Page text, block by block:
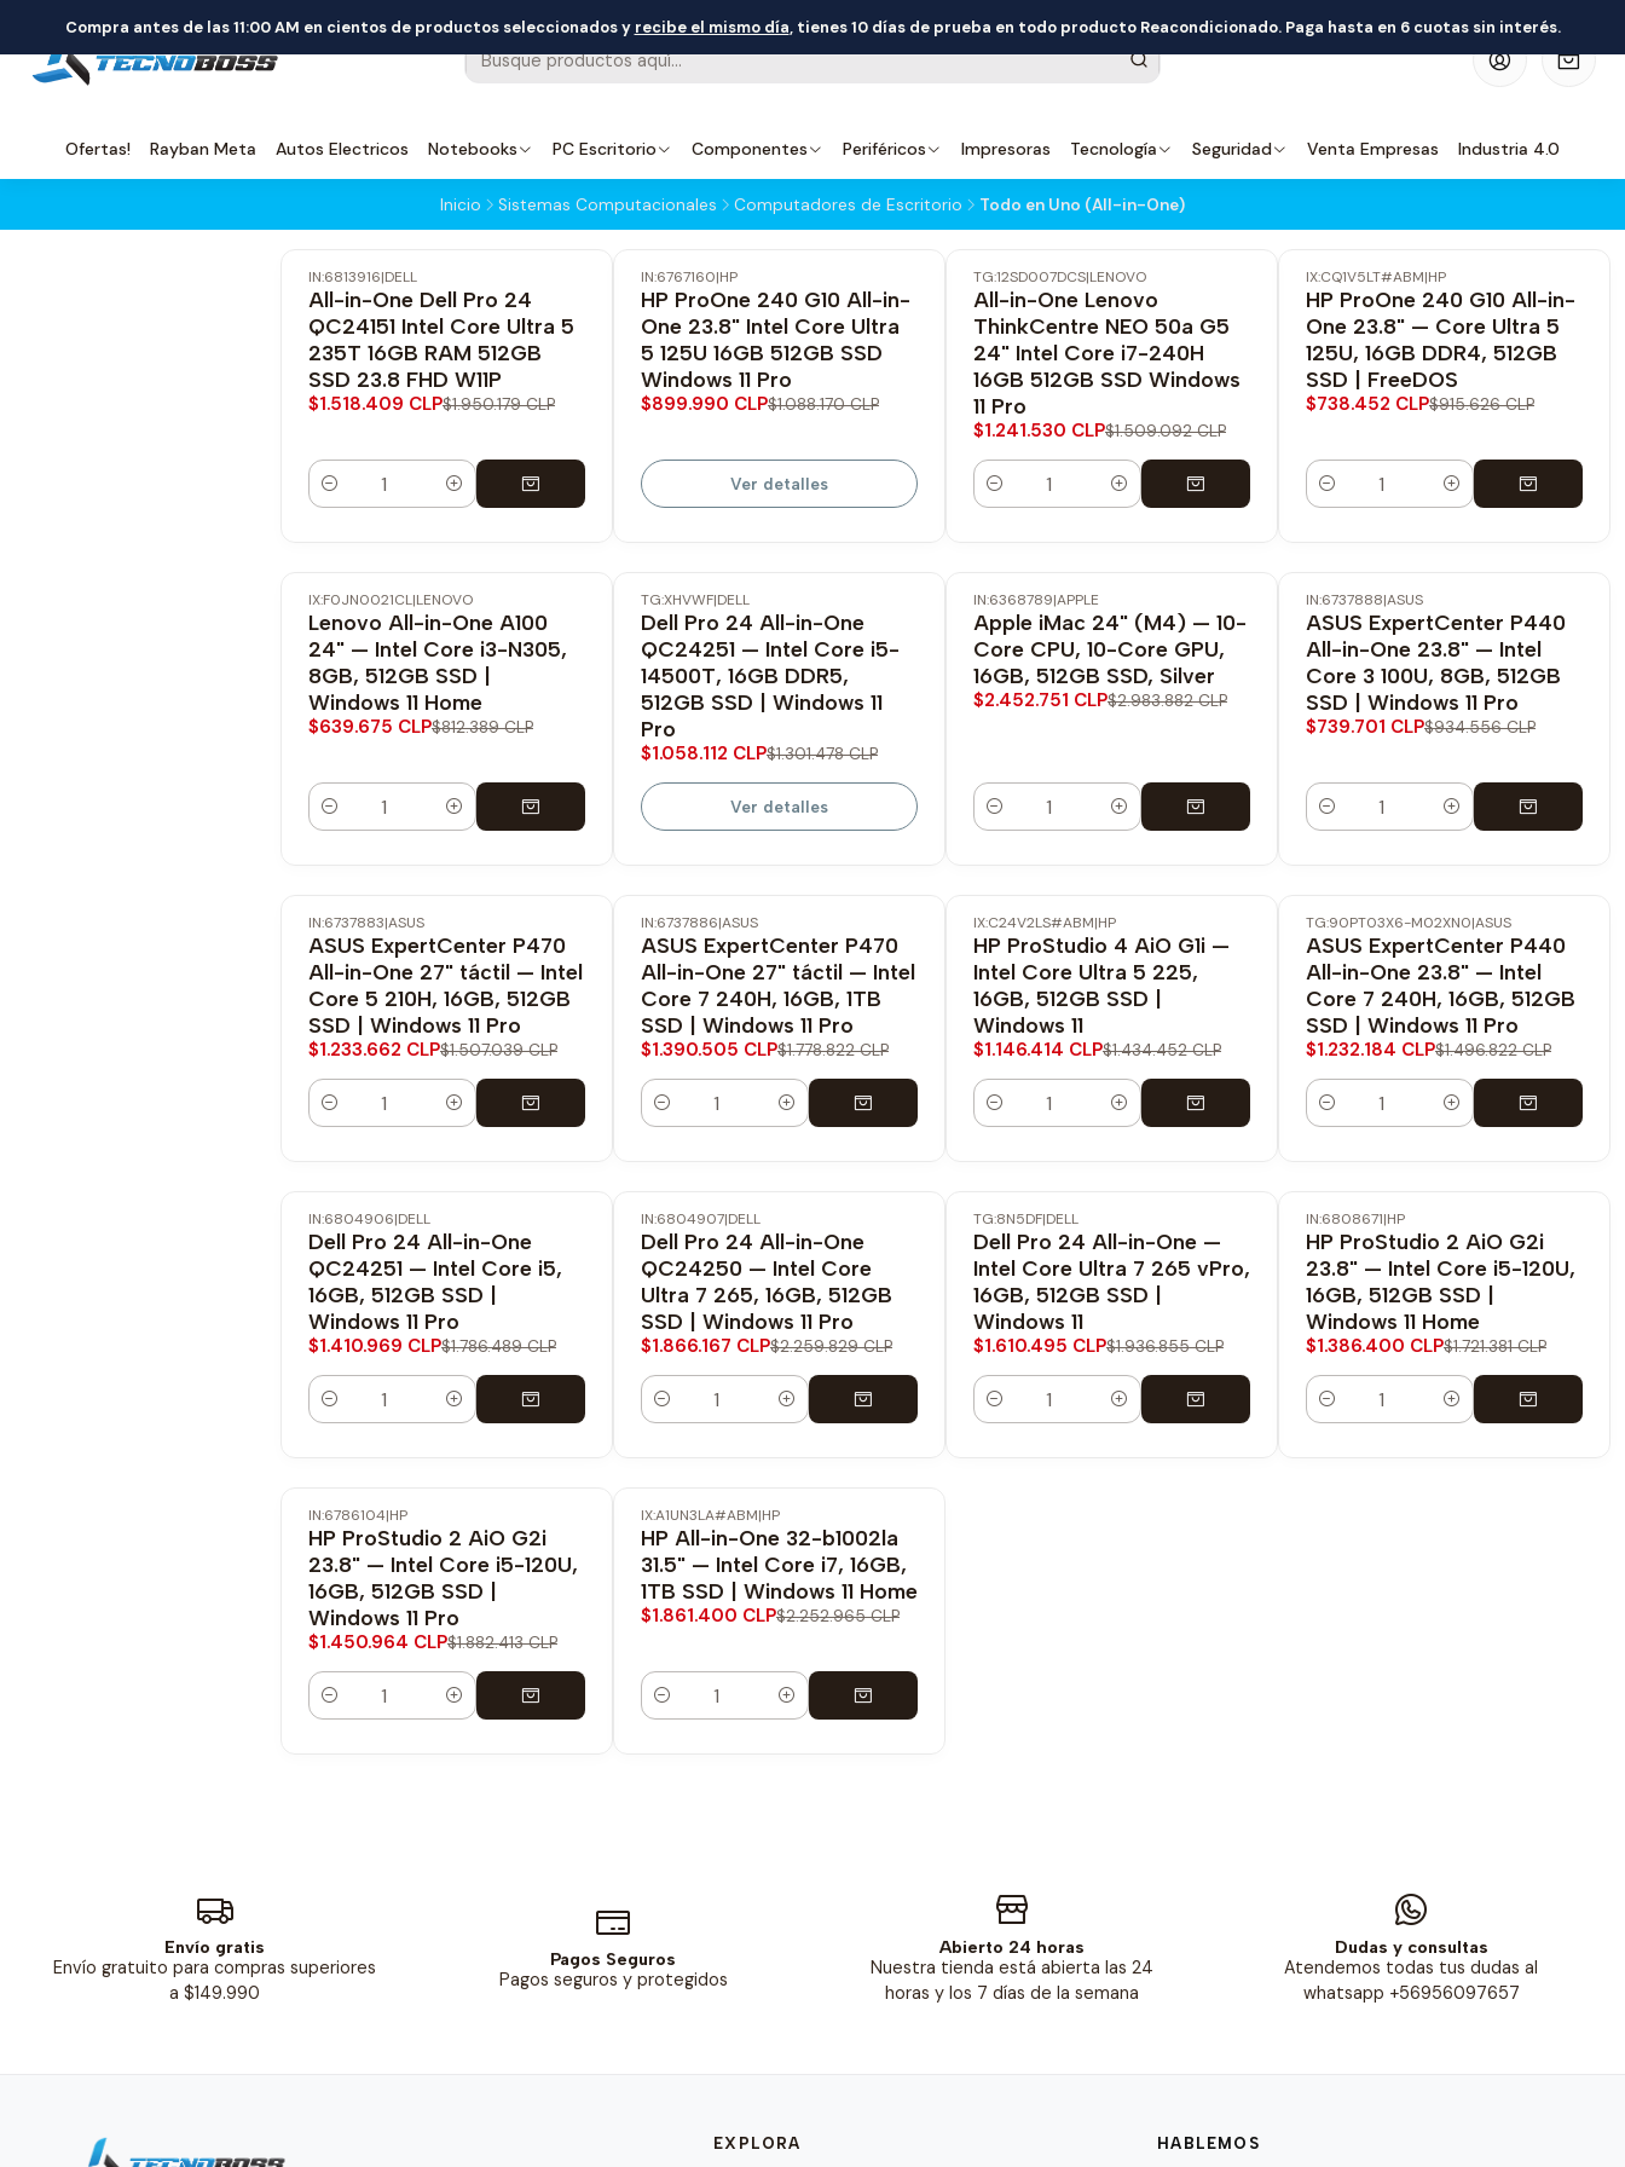
Ofertas! Rayban Meta Autos Electricos Notebooks PC Escritorio Componentes Periféricos Impresoras Tecnología Seguridad Venta Empresas Industria 4.0
Compra antes de las 11:00 AM en cientos de productos seleccionados y recibe el mismo día, tienes 10 días de prueba en todo producto Reacondicionado. Paga hasta en 6 cuotas sin interés.
Inicio Sistemas Computacionales Computadores de Escritorio Todo en Uno (All-in-One)
-22% OFF
Envío Gratis
IN:6813916|DELL
All-in-One Dell Pro 24
QC24151 Intel Core Ultra 5
235T 16GB RAM 512GB
SSD 23.8 FHD W11P
$1.518.409 CLP$1.950.179 CLP
Cantidad
-17% OFF
Envío Gratis
No disponible
IN:6767160|HP
HP ProOne 240 G10 All-in-
One 23.8" Intel Core Ultra
5 125U 16GB 512GB SSD
Windows 11 Pro
$899.990 CLP$1.088.170 CLP
Ver detalles
-18% OFF
Envío Gratis
TG:12SD007DCS|LENOVO
All-in-One Lenovo
ThinkCentre NEO 50a G5
24" Intel Core i7-240H
16GB 512GB SSD Windows
11 Pro
$1.241.530 CLP$1.509.092 CLP
Cantidad
-19% OFF
IX:CQ1V5LT#ABM|HP
HP ProOne 240 G10 All-in-
One 23.8" — Core Ultra 5
125U, 16GB DDR4, 512GB
SSD | FreeDOS
$738.452 CLP$915.626 CLP
Cantidad
-21% OFF
IX:F0JN0021CL|LENOVO
Lenovo All-in-One A100
24" — Intel Core i3-N305,
8GB, 512GB SSD |
Windows 11 Home
$639.675 CLP$812.389 CLP
Cantidad
-19% OFF
No disponible
TG:XHVWF|DELL
Dell Pro 24 All-in-One
QC24251 — Intel Core i5-
14500T, 16GB DDR5,
512GB SSD | Windows 11
Pro
$1.058.112 CLP$1.301.478 CLP
Ver detalles
-18% OFF
IN:6368789|APPLE
Apple iMac 24" (M4) — 10-
Core CPU, 10-Core GPU,
16GB, 512GB SSD, Silver
$2.452.751 CLP$2.983.882 CLP
Cantidad
-21% OFF
IN:6737888|ASUS
ASUS ExpertCenter P440
All-in-One 23.8" — Intel
Core 3 100U, 8GB, 512GB
SSD | Windows 11 Pro
$739.701 CLP$934.556 CLP
Cantidad
-18% OFF
IN:6737883|ASUS
ASUS ExpertCenter P470
All-in-One 27" táctil — Intel
Core 5 210H, 16GB, 512GB
SSD | Windows 11 Pro
$1.233.662 CLP$1.507.039 CLP
Cantidad
-22% OFF
IN:6737886|ASUS
ASUS ExpertCenter P470
All-in-One 27" táctil — Intel
Core 7 240H, 16GB, 1TB
SSD | Windows 11 Pro
$1.390.505 CLP$1.778.822 CLP
Cantidad
-20% OFF
IX:C24V2LS#ABM|HP
HP ProStudio 4 AiO G1i —
Intel Core Ultra 5 225,
16GB, 512GB SSD |
Windows 11
$1.146.414 CLP$1.434.452 CLP
Cantidad
-18% OFF
TG:90PT03X6-M02XN0|ASUS
ASUS ExpertCenter P440
All-in-One 23.8" — Intel
Core 7 240H, 16GB, 512GB
SSD | Windows 11 Pro
$1.232.184 CLP$1.496.822 CLP
Cantidad
-21% OFF
IN:6804906|DELL
Dell Pro 24 All-in-One
QC24251 — Intel Core i5,
16GB, 512GB SSD |
Windows 11 Pro
$1.410.969 CLP$1.786.489 CLP
Cantidad
-17% OFF
IN:6804907|DELL
Dell Pro 24 All-in-One
QC24250 — Intel Core
Ultra 7 265, 16GB, 512GB
SSD | Windows 11 Pro
$1.866.167 CLP$2.259.829 CLP
Cantidad
-17% OFF
TG:8N5DF|DELL
Dell Pro 24 All-in-One —
Intel Core Ultra 7 265 vPro,
16GB, 512GB SSD |
Windows 11
$1.610.495 CLP$1.936.855 CLP
Cantidad
-19% OFF
IN:6808671|HP
HP ProStudio 2 AiO G2i
23.8" — Intel Core i5-120U,
16GB, 512GB SSD |
Windows 11 Home
$1.386.400 CLP$1.721.381 CLP
Cantidad
-23% OFF
IN:6786104|HP
HP ProStudio 2 AiO G2i
23.8" — Intel Core i5-120U,
16GB, 512GB SSD |
Windows 11 Pro
$1.450.964 CLP$1.882.413 CLP
Cantidad
-17% OFF
IX:A1UN3LA#ABM|HP
HP All-in-One 32-b1002la
31.5" — Intel Core i7, 16GB,
1TB SSD | Windows 11 Home
$1.861.400 CLP$2.252.965 CLP
Cantidad
Envío gratis
Envío gratuito para compras superiores
a $149.990
Pagos Seguros
Pagos seguros y protegidos
Abierto 24 horas
Nuestra tienda está abierta las 24
horas y los 7 días de la semana
Dudas y consultas
Atendemos todas tus dudas al
whatsapp +56956097657
EXPLORA HABLEMOS